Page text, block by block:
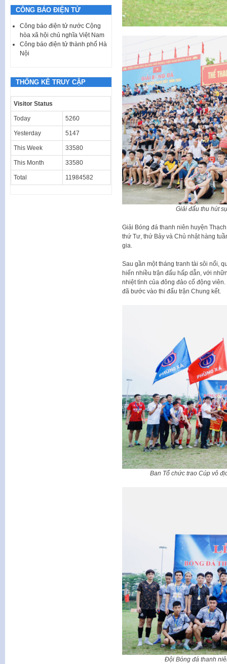
Giải đấu thu hút
Giải Bóng đá thanh niên huyện
thứ Tư, thứ Bảy và Chủ nhật hàng
gia.
Sau gần một tháng tranh tài sôi nổi,
hiến nhiều trận đấu hấp dẫn, với
nhiệt tình của đông đảo cổ động
đã bước vào thi đấu trận Chung kết.
Ban Tổ chức trao Cúp vô
Đội Bóng đá thanh
CÔNG BÁO ĐIỆN TỬ
Công báo điện tử nước Cộng
hòa xã hội chủ nghĩa Việt Nam
Công báo điện tử thành phố Hà
Nội
THỐNG KÊ TRUY CẬP
Visitor Status
Today 5260
Yesterday 5147
This Week 33580
This Month 33580
Total 11984582